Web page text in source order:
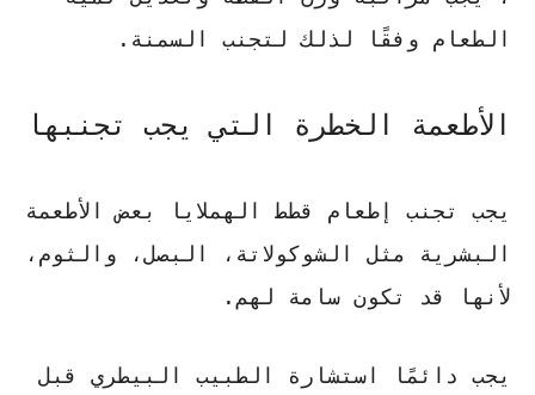
الطعام وفقًا لذلك لتجنب السمنة.
الأطعمة الخطرة التي يجب تجنبها
يجب تجنب إطعام قطط الهملايا بعض الأطعمة
البشرية مثل الشوكولاتة، البصل، والثوم،
لأنها قد تكون سامة لهم.
يجب دائمًا استشارة الطبيب البيطري قبل